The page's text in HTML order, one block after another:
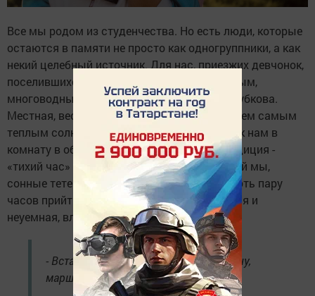
Все мы родом из студенчества. Но есть люди, которые
остаются в памяти не просто как одногруппники, а как
некий целебный источник. Для нас, приезжих девчонок,
поселившихся в общаге в 80-е, таким щедрым,
многоводным родником была Лариска Голубкова.
Местная, веселая, талантливая - она была тем самым
теплым солнышком, которое заглядывало к нам в
комнату в общежитии после пар. Наша традиция -
«тихий час» - негласный закон. После лекций мы,
сонные тетери, падали на кровати, чтобы хоть пару
часов прийти в себя. Лариска же, энергичная и
неуемная, влетала в комнату без стука:
- Вставать! Спать будете на пенсии! А ну,
марш на воздух!